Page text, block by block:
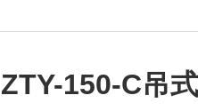
ZTY-150-C吊